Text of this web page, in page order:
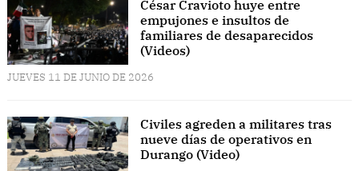
César Cravioto huye entre
empujones e insultos de
familiares de desaparecidos
(Videos)
JUEVES 11 DE JUNIO DE 2026
Civiles agreden a militares tras
nueve días de operativos en
Durango (Video)